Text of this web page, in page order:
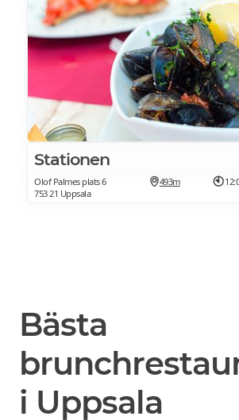
Stationen
Olof Palmes plats 6
753 21 Uppsala
493m
Bästa
i Uppsala